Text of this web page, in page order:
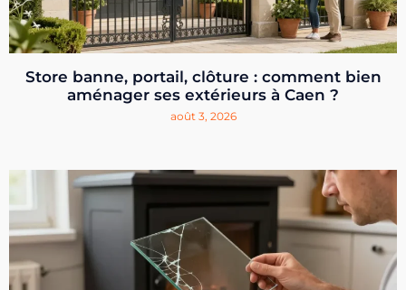
Store banne, portail, clôture : comment bien
aménager ses extérieurs à Caen ?
août 3, 2026